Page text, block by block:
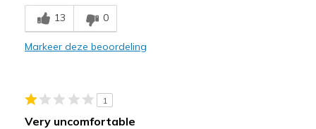
Breathe Well
Comfortable
Casual Wear
13 0
Markeer deze beoordeling
1
Very uncomfortable